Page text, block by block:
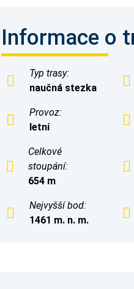
Informace o
Typ trasy:
naučná stezka
Provoz:
letní
Celkové
stoupání:
654 m
Nejvyšší bod:
1461 m. n. m.